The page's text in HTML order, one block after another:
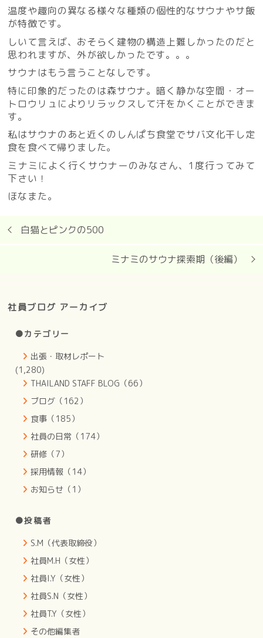
温度や趣向の異なる様々な種類の個性的なサウナやサ飯
が特徴です。
しいて言えば、おそらく建物の構造上難しかったのだと
思われますが、外が欲しかったです。。。
サウナはもう言うことなしです。
特に印象的だったのは森サウナ。暗く静かな空間・オー
トロウリュによりリラックスして汗をかくことができま
す。
私はサウナのあと近くのしんぱち食堂でサバ文化干し定
食を食べて帰りました。
ミナミによく行くサウナーのみなさん、1度行ってみて
下さい！
ほなまた。
白猫とピンクの500
ミナミのサウナ探索期（後編）
社員ブログ アーカイブ
●カテゴリー
出張・取材レポート
(1,280)
THAILAND STAFF BLOG（66）
ブログ（162）
食事（185）
社員の日常（174）
研修（7）
採用情報（14）
お知らせ（1）
●投稿者
S.M（代表取締役）
社員M.H（女性）
社員I.Y（女性）
社員S.N（女性）
社員T.Y（女性）
その他編集者